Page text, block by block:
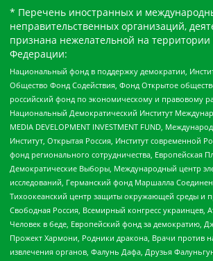
* Перечень иностранных и
неправительственных организаций,
признана нежелательной на территории
Федерации:
Национальный фонд в поддержку демократии,
Общество Фонд Содействия, Фонд Открытое
российский фонд по экономическому и правовому
Национальный Демократический Институт
MEDIA DEVELOPMENT INVESTMENT FUND,
Институт, Открытая Россия, Институт современной
фонд регионального сотрудничества, Европейская
Демократические Выборы, Международный центр
исследований, Германский фонд Маршалла
Тихоокеанский центр защиты окружающей среды и
Свободная Россия, Всемирный конгресс украинцев,
Человек в беде, Европейский фонд за демократию,
Прожект Хармони, Родники дракона, Врачи против
извлечения органов, Фалунь Дафа, Друзья